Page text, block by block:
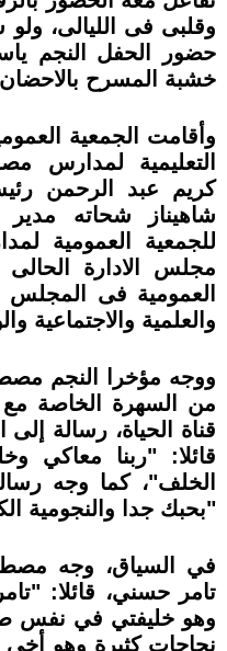
وقلبى فى الليالى،
حضور الحفل النجم
خشبة المسرح
وأقامت الجمعية
التعليمية لمدارس
كريم عبد الرحمن
شاهيناز شحاته
للجمعية العمومية
مجلس الادارة الحالى
العمومية فى المجلس
والعلمية والاجتماعية
ووجه مؤخرا النجم
من السهرة الخاصة مع
قناة الحياة، رسالة
قائلا: "ربنا معاكي
الخلف"، كما وجه
"بحبك جدا والنجومية
في السياق، وجه
تامر حسني، قائلا:
وهو خليفتي في نفس
نجاحات كثيرة وهو